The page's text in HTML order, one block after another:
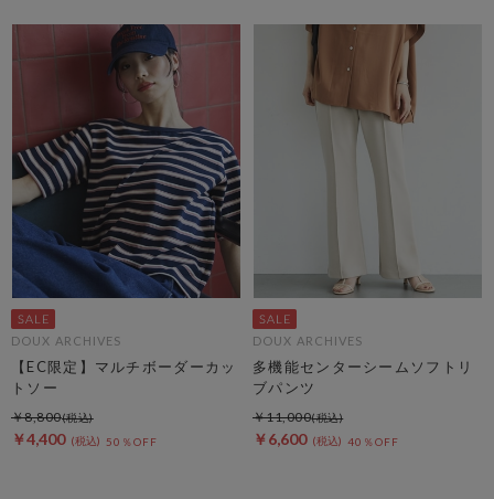
DOUX ARCHIVES
【EC限定】マルチボーダーカッ
トソー
￥4,400 50％OFF
￥8,800
DOUX ARCHIVES
多機能センターシームソフトリ
ブパンツ
￥6,600 40％OFF
￥11,000